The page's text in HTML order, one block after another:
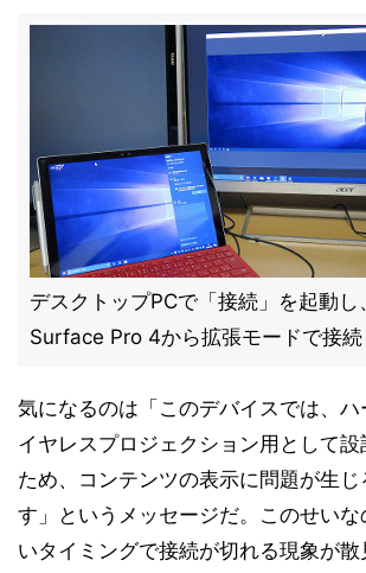
デスクトップPCで「接続」を起動し
Surface Pro 4から拡張モードで接
気になるのは「このデバイスでは、ハ
イヤレスプロジェクション用として
ため、コンテンツの表示に問題が生じ
す」というメッセージだ。このせい
いタイミングで接続が切れる現象が散